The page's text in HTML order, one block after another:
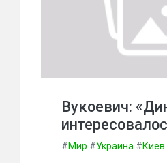
Вукоевич:
#Мир #Украина #Киев